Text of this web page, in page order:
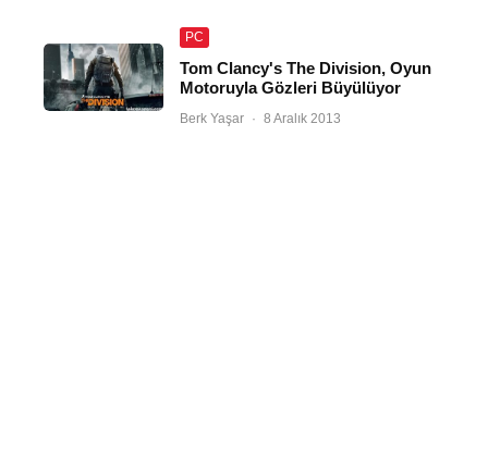
PC
Tom Clancy's The Division, Oyun
Motoruyla Gözleri Büyülüyor
Berk Yaşar · 8 Aralık 2013